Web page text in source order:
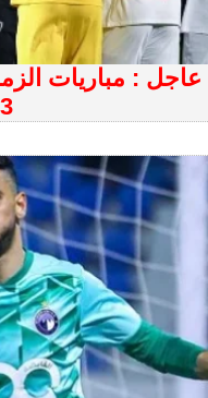
عاجل : مباريات
3 مباريات